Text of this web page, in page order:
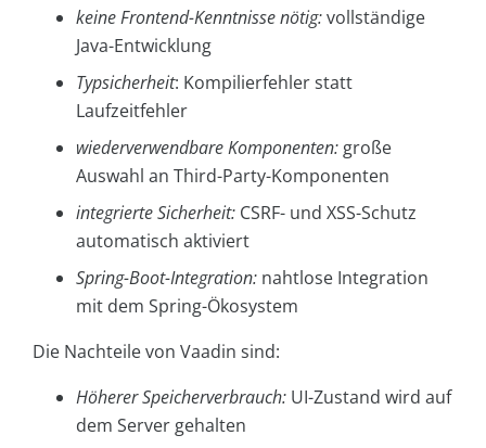
keine Frontend-Kenntnisse nötig:vollständige
Java-Entwicklung
Typsicherheit: Kompilierfehler statt
Laufzeitfehler
wiederverwendbare Komponenten: große
Auswahl an Third-Party-Komponenten
integrierte Sicherheit: CSRF- und XSS-Schutz
automatisch aktiviert
Spring-Boot-Integration: nahtlose Integration
mit dem Spring-Ökosystem
Die Nachteile von Vaadin sind:
Höherer Speicherverbrauch: UI-Zustand wird auf
dem Server gehalten